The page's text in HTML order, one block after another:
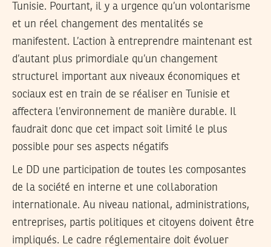
Tunisie. Pourtant, il y a urgence qu’un volontarisme
et un réel changement des mentalités se
manifestent. L’action à entreprendre maintenant est
d’autant plus primordiale qu’un changement
structurel important aux niveaux économiques et
sociaux est en train de se réaliser en Tunisie et
affectera l’environnement de manière durable. Il
faudrait donc que cet impact soit limité le plus
possible pour ses aspects négatifs
Le DD une participation de toutes les composantes
de la société en interne et une collaboration
internationale. Au niveau national, administrations,
entreprises, partis politiques et citoyens doivent être
impliqués. Le cadre réglementaire doit évoluer